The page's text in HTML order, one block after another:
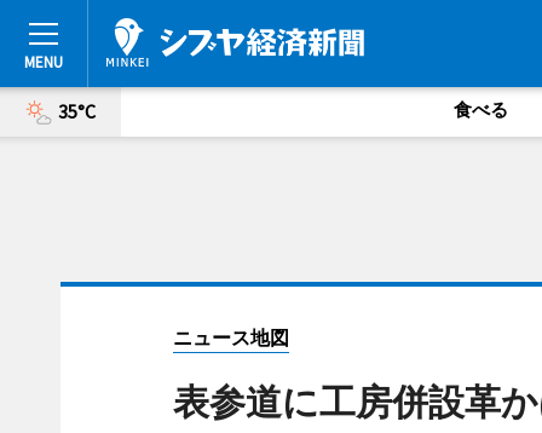
35°C 食べる
ニュース地図
表参道に工房併設革